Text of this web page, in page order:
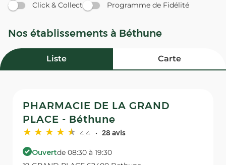
Click & Collect
Programme de Fidélité
Nos établissements à Béthune
Liste Carte
PHARMACIE DE LA GRAND
PLACE - Béthune
4,4 28 avis
Ouvertde 08:30 à 19:30